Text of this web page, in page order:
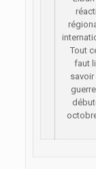
Tout
faut
savoir